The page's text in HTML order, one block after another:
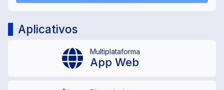
Aplicativos
Multiplataforma
App Web